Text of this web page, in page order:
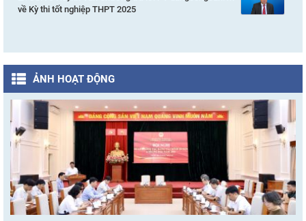
về Kỳ thi tốt nghiệp THPT 2025
ẢNH HOẠT ĐỘNG